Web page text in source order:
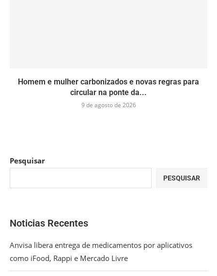
Homem e mulher carbonizados e novas regras para
circular na ponte da...
9 de agosto de 2026
Pesquisar
PESQUISAR
Noticias Recentes
Anvisa libera entrega de medicamentos por aplicativos
como iFood, Rappi e Mercado Livre